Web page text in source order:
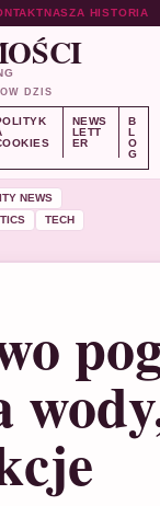
NASZA HISTORIA
DZIS
NEWS
LETT
ER
B
L
O
G
NEWS
TECH